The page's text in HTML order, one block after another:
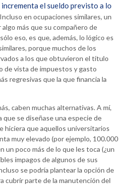
el sueldo previsto a lo
en ocupaciones similares, un
más que su compañero de
eso, es que, además, lo lógico es
porque muchos de los
a los que obtuvieron el título
de vista de impuestos y gasto
regresivas que la que financia la
caben muchas alternativas. A mí,
que se diseñase una especie de
hiciera que aquellos universitarios
muy elevado (por ejemplo, 100.000
un poco más de lo que les toca (¿un
impagos de algunos de sus
se podría plantear la opción de
cubrir parte de la manutención del